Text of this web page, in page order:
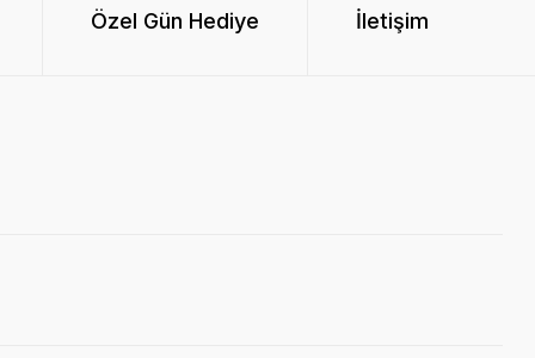
Özel Gün Hediye İletişim